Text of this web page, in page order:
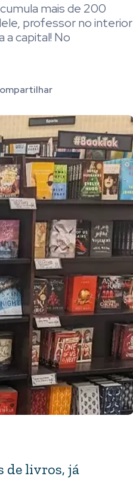
mais de 200
professor no interior
a capital! No
de livros, já